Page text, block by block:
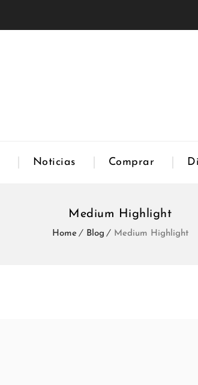
Noticias Comprar
Medium Highlight
Home Blog Medium Highlight